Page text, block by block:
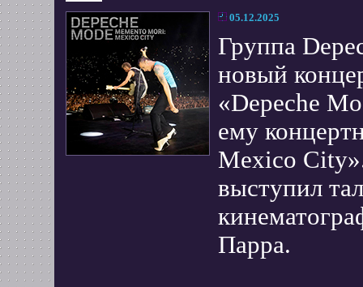
05.12.2025
Группа
новый
«Depeche
ему
Mexico
выступил
Парра.